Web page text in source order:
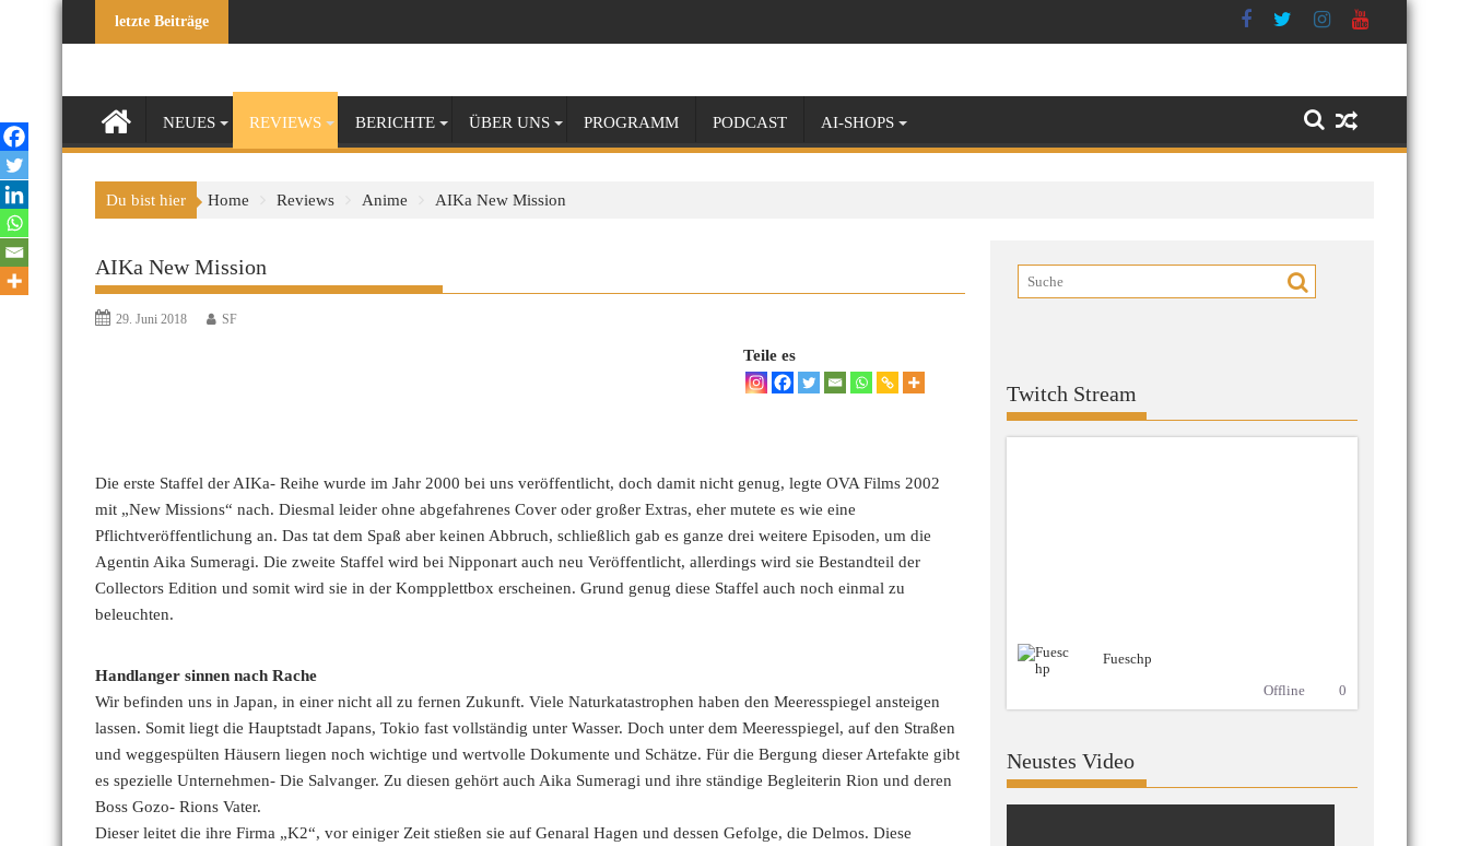
letzte Beiträge
NEUES REVIEWS BERICHTE ÜBER UNS PROGRAMM PODCAST AI-SHOPS
Du bist hier Home Reviews Anime AIKa New Mission
AIKa New Mission
29. Juni 2018 SF
Teile es
Die erste Staffel der AIKa- Reihe wurde im Jahr 2000 bei uns veröffentlicht, doch damit nicht genug, legte OVA Films 2002
mit „New Missions“ nach. Diesmal leider ohne abgefahrenes Cover oder großer Extras, eher mutete es wie eine
Pflichtveröffentlichung an. Das tat dem Spaß aber keinen Abbruch, schließlich gab es ganze drei weitere Episoden, um die
Agentin Aika Sumeragi. Die zweite Staffel wird bei Nipponart auch neu Veröffentlicht, allerdings wird sie Bestandteil der
Collectors Edition und somit wird sie in der Kompplettbox erscheinen. Grund genug diese Staffel auch noch einmal zu
beleuchten.
Handlanger sinnen nach Rache
Wir befinden uns in Japan, in einer nicht all zu fernen Zukunft. Viele Naturkatastrophen haben den Meeresspiegel ansteigen
lassen. Somit liegt die Hauptstadt Japans, Tokio fast vollständig unter Wasser. Doch unter dem Meeresspiegel, auf den Straßen
und weggespülten Häusern liegen noch wichtige und wertvolle Dokumente und Schätze. Für die Bergung dieser Artefakte gibt
es spezielle Unternehmen- Die Salvanger. Zu diesen gehört auch Aika Sumeragi und ihre ständige Begleiterin Rion und deren
Boss Gozo- Rions Vater.
Dieser leitet die ihre Firma „K2“, vor einiger Zeit stießen sie auf Genaral Hagen und dessen Gefolge, die Delmos. Diese
Twitch Stream
Fueschp
Offline
0
Neustes Video